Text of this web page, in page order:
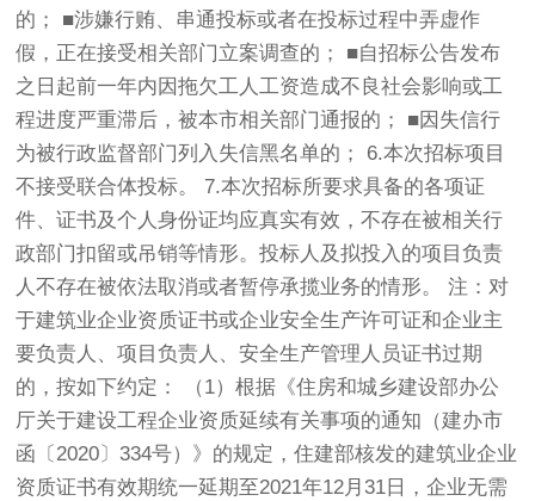
的； ■涉嫌行贿、串通投标或者在投标过程中弄虚作
假，正在接受相关部门立案调查的； ■自招标公告发布
之日起前一年内因拖欠工人工资造成不良社会影响或工
程进度严重滞后，被本市相关部门通报的； ■因失信行
为被行政监督部门列入失信黑名单的； 6.本次招标项目
不接受联合体投标。 7.本次招标所要求具备的各项证
件、证书及个人身份证均应真实有效，不存在被相关行
政部门扣留或吊销等情形。投标人及拟投入的项目负责
人不存在被依法取消或者暂停承揽业务的情形。 注：对
于建筑业企业资质证书或企业安全生产许可证和企业主
要负责人、项目负责人、安全生产管理人员证书过期
的，按如下约定： （1）根据《住房和城乡建设部办公
厅关于建设工程企业资质延续有关事项的通知（建办市
函〔2020〕334号）》的规定，住建部核发的建筑业企业
资质证书有效期统一延期至2021年12月31日，企业无需